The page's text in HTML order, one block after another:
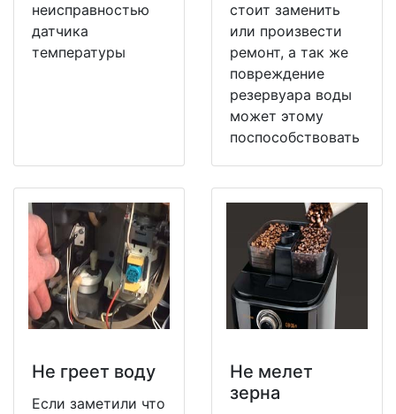
неисправностью
датчика
температуры
стоит заменить
или произвести
ремонт, а так же
повреждение
резервуара воды
может этому
поспособствовать
Не греет воду
Если заметили что
Не мeлет
зерна